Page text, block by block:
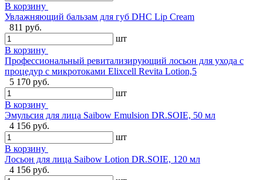
В корзину
Увлажняющий бальзам для губ DHC Lip Cream
811 руб.
шт
В корзину
Профессиональный ревитализирующий лосьон для ухода с
процедур с микротоками Elixcell Revita Lotion,5
5 170 руб.
шт
В корзину
Эмульсия для лица Saibow Emulsion DR.SOIE, 50 мл
4 156 руб.
шт
В корзину
Лосьон для лица Saibow Lotion DR.SOIE, 120 мл
4 156 руб.